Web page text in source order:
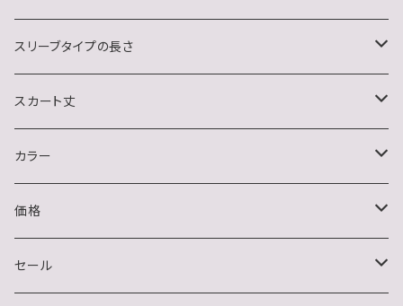
おうちデート
S
M
L
XL
2XL
スリーブタイプの長さ
ノースリーブ
半袖
長袖
ハーフスリーブ
スカート丈
ミニ
ミディアム
ロング
カラー
ブラック系
ホワイト系
価格
〜1500円
セール